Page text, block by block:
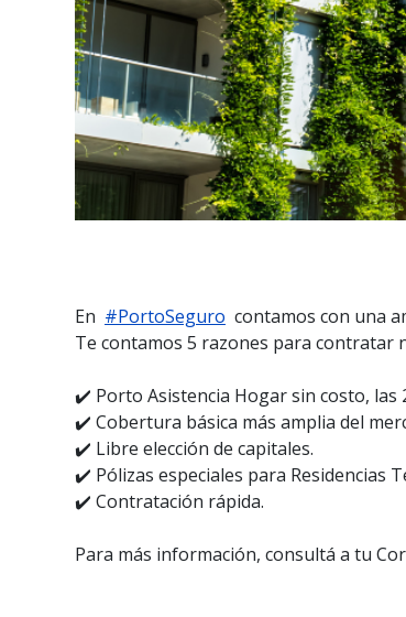
En #PortoSeguro contamos con una
Te contamos 5 razones para contratar
✔️ Porto Asistencia Hogar sin costo, las
✔️ Cobertura básica más amplia del
✔️ Libre elección de capitales.
✔️ Pólizas especiales para Residencias
✔️ Contratación rápida.
Para más información, consultá a tu